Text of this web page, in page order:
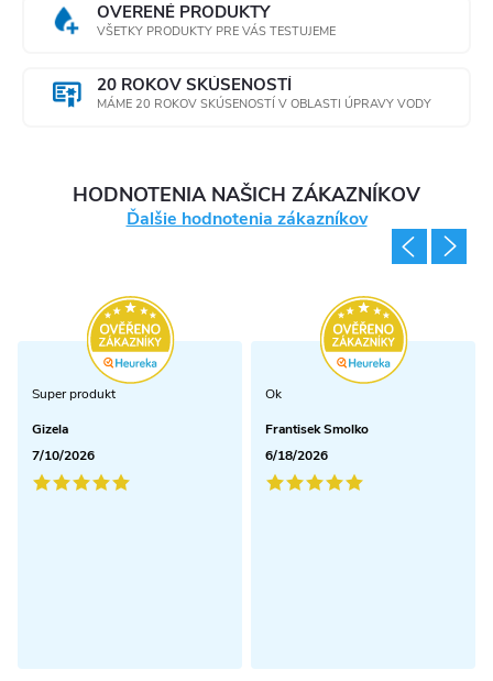
OVERENÉ PRODUKTY
VŠETKY PRODUKTY PRE VÁS TESTUJEME
20 ROKOV SKÚSENOSTÍ
MÁME 20 ROKOV SKÚSENOSTÍ V OBLASTI ÚPRAVY VODY
HODNOTENIA NAŠICH ZÁKAZNÍKOV
Ďalšie hodnotenia zákazníkov
Super produkt
Gizela
7/10/2026
Ok
Frantisek Smolko
6/18/2026